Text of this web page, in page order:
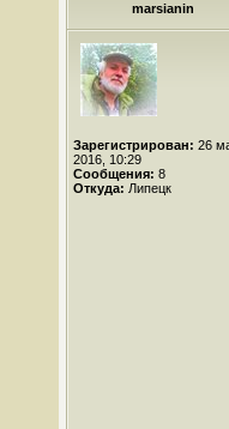
marsianin
Зарегистрирован: 26
2016, 10:29
Сообщения: 8
Откуда: Липецк